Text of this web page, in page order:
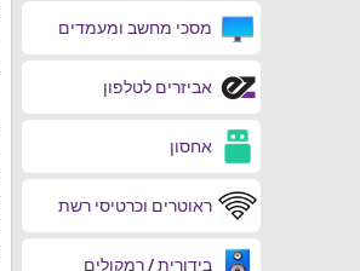
מסכי מחשב ומעמדים
אביזרים לטלפון
אחסון
ראוטרים וכרטיסי רשת
בידורית / רמקולים